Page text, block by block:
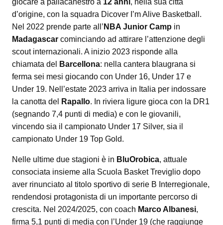
d’origine, con la squadra Dicover I’m Alive Basketball.
Nel 2022 prende parte all’ NBA Junior Camp in
Madagascar cominciando ad attirare l’attenzione degli
scout internazionali. A inizio 2023 risponde alla
chiamata del
Barcellona: nella cantera blaugrana si
ferma sei mesi giocando con Under 16, Under 17 e
Under 19. Nell’estate 2023 arriva in Italia per indossare
la canotta del
Rapallo. In riviera ligure gioca con la DR1
(segnando 7,4 punti di media) e con le giovanili,
vincendo sia il campionato Under 17 Silver, sia il
campionato Under 19 Top Gold.
Nelle ultime due stagioni è in BluOrobica, attuale
consociata insieme alla Scuola Basket Treviglio dopo
aver rinunciato al titolo sportivo di serie B Interregionale,
rendendosi protagonista di un importante percorso di
crescita. Nel 2024/2025, con coach Marco Albanesi,
firma 5,1 punti di media con l’Under 19 (che raggiunge